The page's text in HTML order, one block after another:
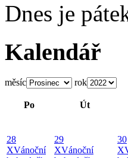
Dnes je
Kalendář
měsíc rok
Po Út
28
XVánoční
29
XVánoční
30
X